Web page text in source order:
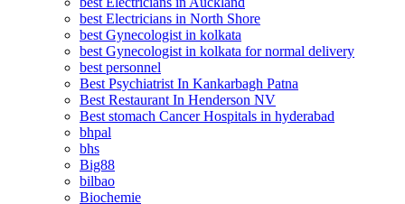
best Electricians in North Shore
best Gynecologist in kolkata
best Gynecologist in kolkata for normal delivery
best personnel
Best Psychiatrist In Kankarbagh Patna
Best Restaurant In Henderson NV
Best stomach Cancer Hospitals in hyderabad
bhpal
bhs
Big88
bilbao
Biochemie